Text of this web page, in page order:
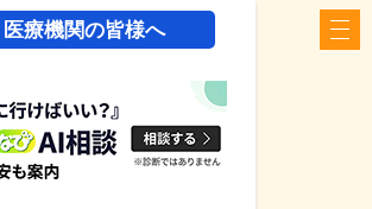
医療機関の皆様へ